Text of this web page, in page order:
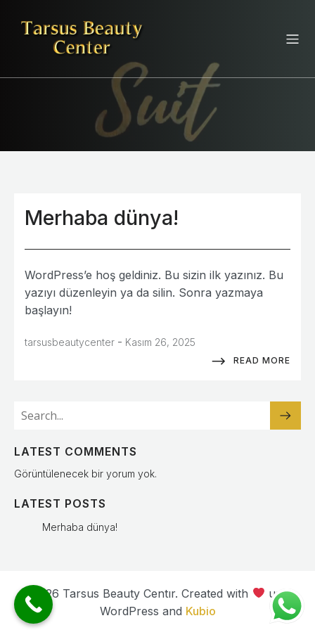
Merhaba dünya!
WordPress’e hoş geldiniz. Bu sizin ilk yazınız. Bu
yazıyı düzenleyin ya da silin. Sonra yazmaya
başlayın!
tarsusbeautycenter - Kasım 26, 2025
READ MORE
LATEST COMMENTS
Görüntülenecek bir yorum yok.
LATEST POSTS
Merhaba dünya!
© 2026 Tarsus Beauty Centır. Created with
using
WordPress and Kubio